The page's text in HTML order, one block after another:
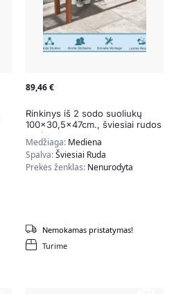
89,46€
Rinkinys iš 2 sodo suoliukų
100×30,5x47cm., šviesiai rudos
spalvos
Medžiaga: Mediena
Spalva:Šviesiai Ruda
Prekės ženklas: Nenurodyta
Turime
Nemokamas pristatymas!